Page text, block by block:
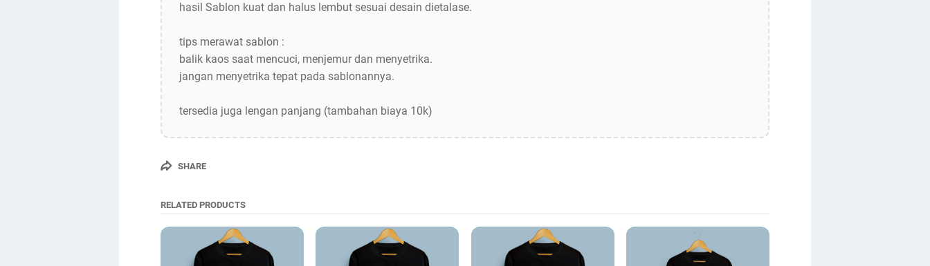
hasil Sablon kuat dan halus lembut sesuai desain dietalase.
tips merawat sablon :
balik kaos saat mencuci, menjemur dan menyetrika.
jangan menyetrika tepat pada sablonannya.
tersedia juga lengan panjang (tambahan biaya 10k)
SHARE
RELATED PRODUCTS